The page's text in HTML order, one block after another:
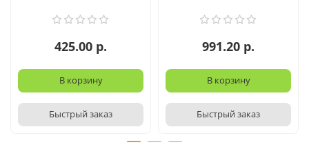
425.00 р.
В корзину
Быстрый заказ
991.20 р.
В корзину
Быстрый заказ